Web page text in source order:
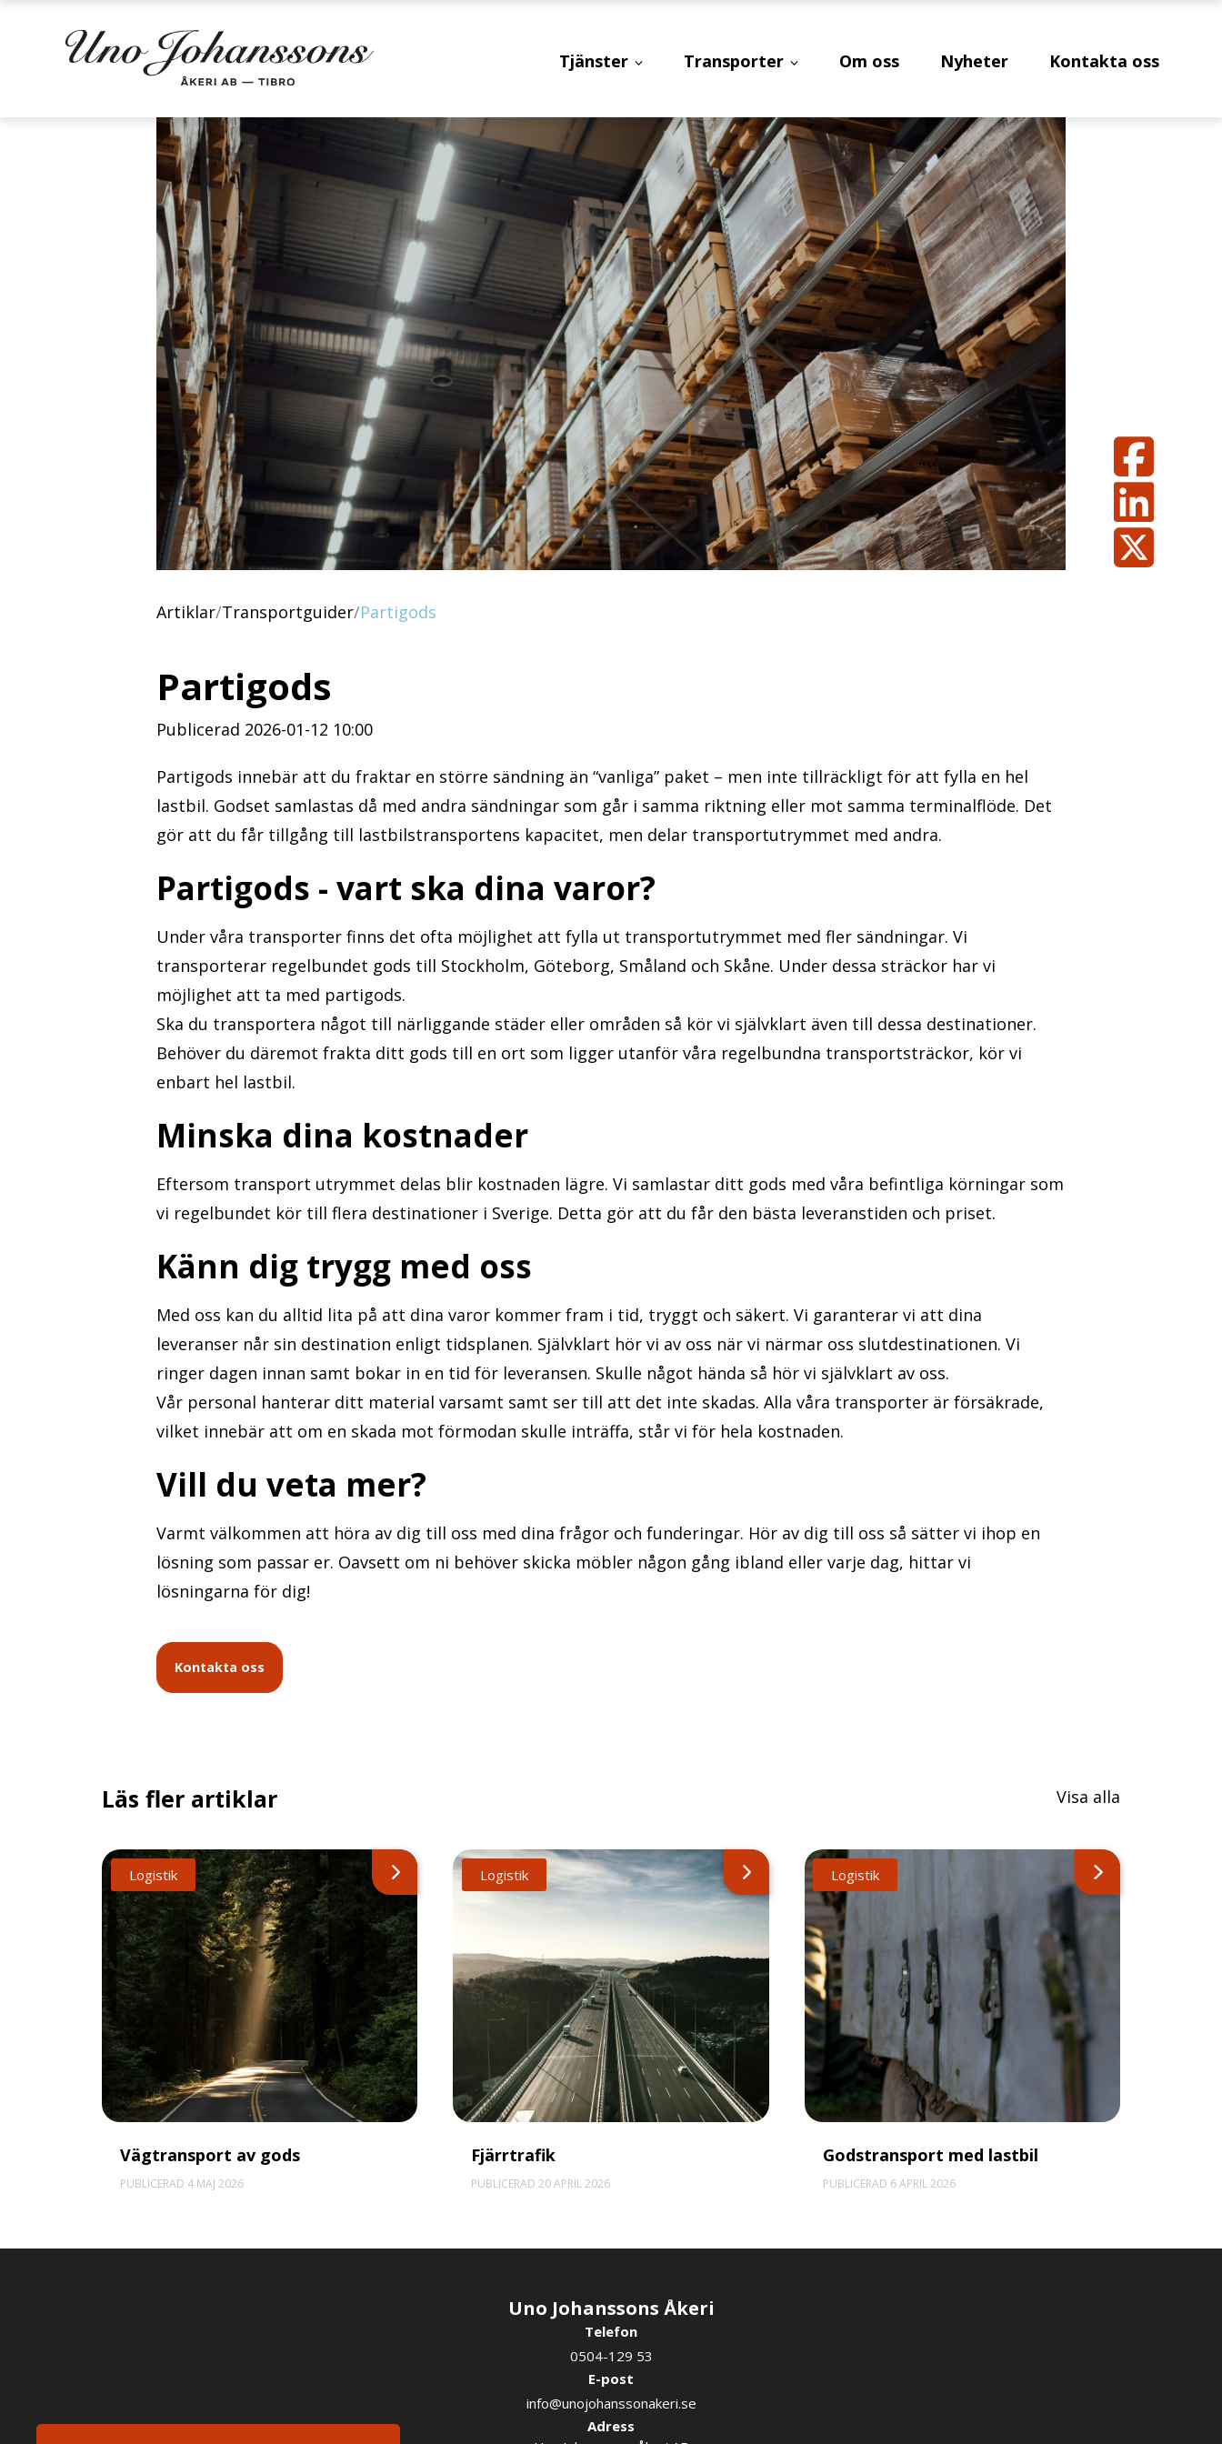
Tjänster Transporter Om oss Nyheter Kontakta oss
Artiklar/Transportguider/Partigods
Partigods
Publicerad 2026-01-12 10:00
Partigods innebär att du fraktar en större sändning än “vanliga” paket – men inte tillräckligt för att fylla en hel
lastbil. Godset samlastas då med andra sändningar som går i samma riktning eller mot samma terminalflöde. Det
gör att du får tillgång till lastbilstransportens kapacitet, men delar transportutrymmet med andra.
Partigods - vart ska dina varor?
Under våra transporter finns det ofta möjlighet att fylla ut transportutrymmet med fler sändningar. Vi
transporterar regelbundet gods till Stockholm, Göteborg, Småland och Skåne. Under dessa sträckor har vi
möjlighet att ta med partigods.
Ska du transportera något till närliggande städer eller områden så kör vi självklart även till dessa destinationer.
Behöver du däremot frakta ditt gods till en ort som ligger utanför våra regelbundna transportsträckor, kör vi
enbart hel lastbil.
Minska dina kostnader
Eftersom transport utrymmet delas blir kostnaden lägre. Vi samlastar ditt gods med våra befintliga körningar som
vi regelbundet kör till flera destinationer i Sverige. Detta gör att du får den bästa leveranstiden och priset.
Känn dig trygg med oss
Med oss kan du alltid lita på att dina varor kommer fram i tid, tryggt och säkert. Vi garanterar vi att dina
leveranser når sin destination enligt tidsplanen. Självklart hör vi av oss när vi närmar oss slutdestinationen. Vi
ringer dagen innan samt bokar in en tid för leveransen. Skulle något hända så hör vi självklart av oss.
Vår personal hanterar ditt material varsamt samt ser till att det inte skadas. Alla våra transporter är försäkrade,
vilket innebär att om en skada mot förmodan skulle inträffa, står vi för hela kostnaden.
Vill du veta mer?
Varmt välkommen att höra av dig till oss med dina frågor och funderingar. Hör av dig till oss så sätter vi ihop en
lösning som passar er. Oavsett om ni behöver skicka möbler någon gång ibland eller varje dag, hittar vi
lösningarna för dig!
Kontakta oss
Läs fler artiklar Visa alla
Logistik
Vägtransport av gods
PUBLICERAD 4 MAJ 2026
Logistik
Fjärrtrafik
PUBLICERAD 20 APRIL 2026
Logistik
Godstransport med lastbil
PUBLICERAD 6 APRIL 2026
Uno Johanssons Åkeri
Telefon
0504-129 53
E-post
info@unojohanssonakeri.se
Adress